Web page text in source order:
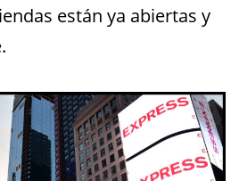
están ya abiertas y